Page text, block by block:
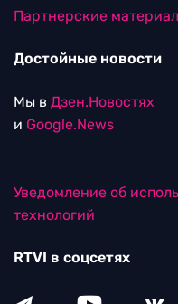
Партнерские
Достойные новости
Мы в Дзен.Новостях
и Google.News
Уведомление об
технологий
RTVI в соцсетях